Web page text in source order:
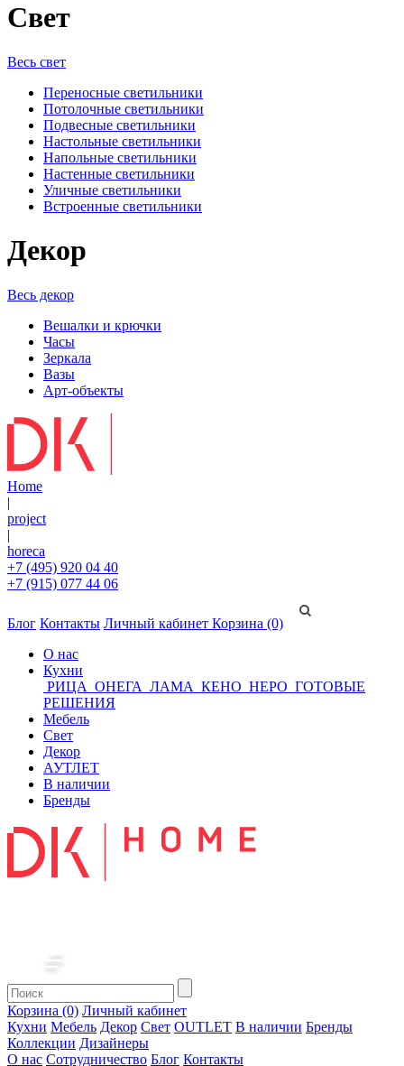
Свет
Весь свет
Переносные светильники
Потолочные светильники
Подвесные светильники
Настольные светильники
Напольные светильники
Настенные светильники
Уличные светильники
Встроенные светильники
Декор
Весь декор
Вешалки и крючки
Часы
Зеркала
Вазы
Арт-объекты
Home
|
project
|
horeca
+7 (495) 920 04 40
+7 (915) 077 44 06
Блог Контакты Личный кабинет Корзина (0)
О нас
Кухни
РИЦА ОНЕГА ЛАМА КЕНО НЕРО ГОТОВЫЕ
РЕШЕНИЯ
Мебель
Свет
Декор
АУТЛЕТ
В наличии
Бренды
Корзина (0) Личный кабинет
Кухни Мебель Декор Свет OUTLET В наличии Бренды
Коллекции Дизайнеры
О нас Сотрудничество Блог Контакты